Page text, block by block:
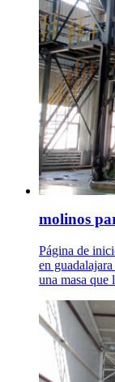
molinos
Página de
en
una masa que